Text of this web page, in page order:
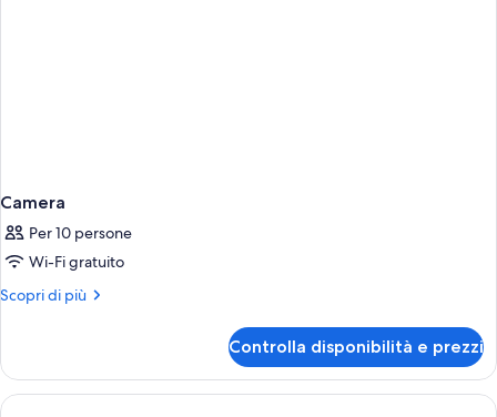
Camera
Per 10 persone
Wi-Fi gratuito
Scopri di più
Altri
Controlla disponibilità e prezzi